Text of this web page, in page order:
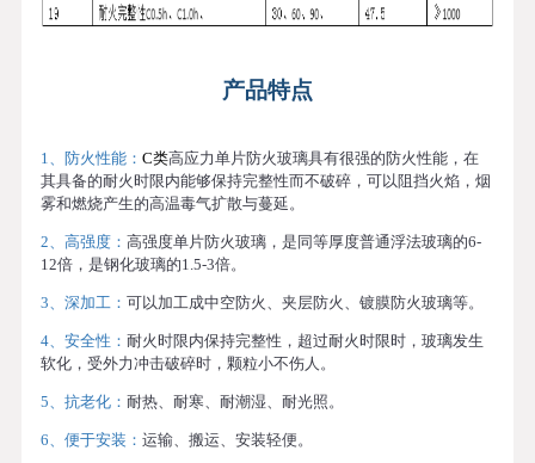
产品特点
1、防火性能：C类高应力单片防火玻璃具有很强的防火性能，在
其具备的耐火时限内能够保持完整性而不破碎，可以阻挡火焰，烟
雾和燃烧产生的高温毒气扩散与蔓延。
2、高强度：高强度单片防火玻璃，是同等厚度普通浮法玻璃的6-
12倍，是钢化玻璃的1.5-3倍。
3、深加工：可以加工成中空防火、夹层防火、镀膜防火玻璃等。
4、安全性：耐火时限内保持完整性，超过耐火时限时，玻璃发生
软化，受外力冲击破碎时，颗粒小不伤人。
5、抗老化：耐热、耐寒、耐潮湿、耐光照。
6、便于安装：运输、搬运、安装轻便。